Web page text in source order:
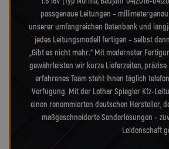
passgenaue Leitungen –
unserer umfangreichen Datenbank und
jedes Leitungsmodell fertigen – selbst
„Gibt es nicht mehr.“ Mit modernster
gewährleisten wir kurze Lieferzeiten,
erfahrenes Team steht Ihnen täglich
Verfügung. Mit der Lothar Spiegler Kfz-
einen renommierten deutschen Hersteller,
maßgeschneiderte Sonderlösungen –
Leidenschaft